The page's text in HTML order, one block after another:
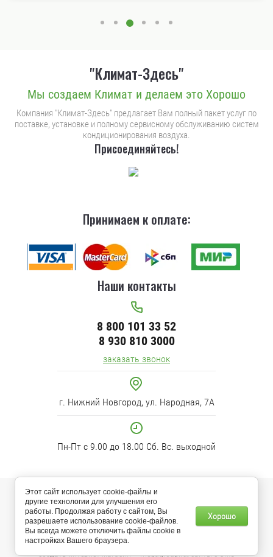
"Климат-Здесь"
Мы создаем Климат и делаем это Хорошо
Компания "Климат-Здесь" предлагает Вам полный пакет услуг по
поставке, установке и полному сервисному обслуживанию систем
кондиционирования воздуха.
Присоединяйтесь!
Принимаем к оплате:
Наши контакты
8 800 101 33 52
8 930 810 3000
заказать звонок
г. Нижний Новгород, ул. Народная, 7А
Пн-Пт с 9.00 до 18.00 Сб. Вс. выходной
© 2012-2025 “Климат-Здесь” Сайт носит исключительно
информационно-рекламный характер и ни при каких условиях не
является публичной офертой, определяемой положениями Статьи
437 (2) Гражданского кодекса РФ.
создать интернет магазин— megagroup.ru, сайты с CMS
Этот сайт использует cookie-файлы и
другие технологии для улучшения его
работы. Продолжая работу с сайтом, Вы
разрешаете использование cookie-файлов.
Вы всегда можете отключить файлы cookie в
настройках Вашего браузера.
Хорошо